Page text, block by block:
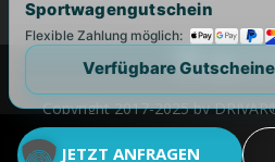
JETZT ANFRAGEN
Copyright 2017-2025 by
DRIVAR weltweit:DRIVAR.de |
Sportwagengutschein
Flexible Zahlung möglich:
Verfügbare